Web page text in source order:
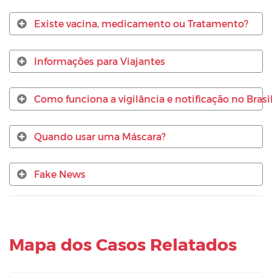
Existe vacina, medicamento ou Tratamento?
Informações para Viajantes
Como funciona a vigilância e notificação no
Quando usar uma Máscara?
Fake News
Mapa dos Casos Relatados